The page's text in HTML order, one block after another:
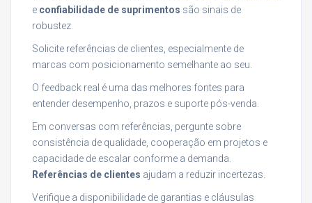
e confiabilidade de suprimentos são sinais de
robustez.
Solicite referências de clientes, especialmente de
marcas com posicionamento semelhante ao seu.
O feedback real é uma das melhores fontes para
entender desempenho, prazos e suporte pós-venda.
Em conversas com referências, pergunte sobre
consistência de qualidade, cooperação em projetos e
capacidade de escalar conforme a demanda.
Referências de clientes ajudam a reduzir incertezas.
Verifique a disponibilidade de garantias e cláusulas